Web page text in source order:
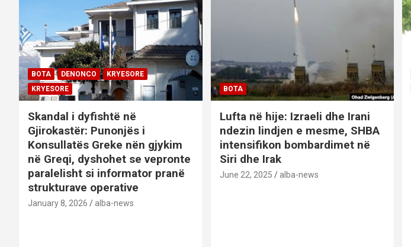
g
a
t
i
o
n
BOTA DENONCO
KRYESORE
KRYESORE
Skandal i dyfishtë në
Gjirokastër: Punonjës i
Konsullatës Greke nën gjykim
në Greqi, dyshohet se vepronte
paralelisht si informator pranë
strukturave operative
January 8, 2026 alba-news
BOTA
Lufta në hije: Izraeli dhe Irani
ndezin lindjen e mesme, SHBA
intensifikon bombardimet në
Siri dhe Irak
June 22, 2025 alba-news